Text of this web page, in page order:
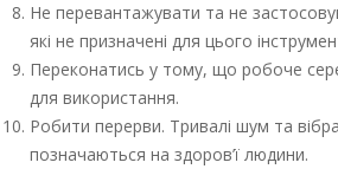
Не перевантажувати та не
які не призначені для цього
Переконатись у тому, що робоче
для використання.
Робити перерви. Тривалі шум та
позначаються на здоров’ї людини.